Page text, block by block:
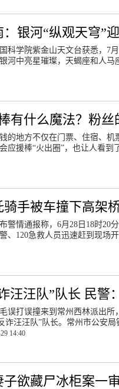
银河“纵观天穹”
科学院紫金山天文台获悉，7
河中亮星璀璨，天蝎座和人
有什么魔法？粉丝
的地方不仅在门票、住宿、机
应援棒“火出圈”，也让人看
手被车撞下高架
警情通报称，6月28日18时20
、120急救人员迅速赶到现场
汪汪队”队长 民警
误打误撞来到常州西林派出所
诈汪汪队”队长。常州市公安
14:40
欲藏尸冰柜案一